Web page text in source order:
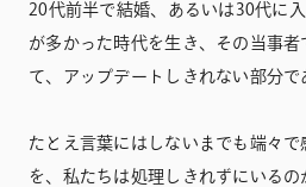
20代前半で結婚、あるいは30代に
が多かった時代を生き、その当事
て、アップデートしきれない部分で
たとえ言葉にはしないまでも端々
を、私たちは処理しきれずにいるの